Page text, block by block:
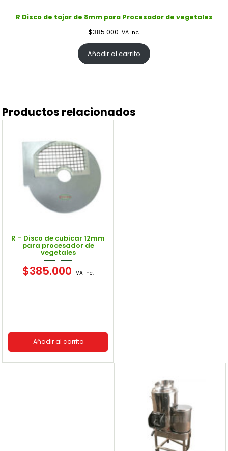
R Disco de tajar de 8mm para Procesador de vegetales
$385.000 IVA Inc.
Añadir al carrito
Productos relacionados
R – Disco de cubicar 12mm
para procesador de
vegetales
$385.000 IVA Inc.
Añadir al carrito